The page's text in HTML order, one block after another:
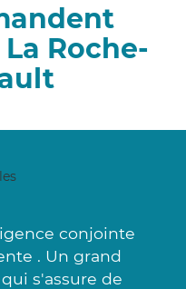
Roche-
conjointe
. Un grand
s'assure de